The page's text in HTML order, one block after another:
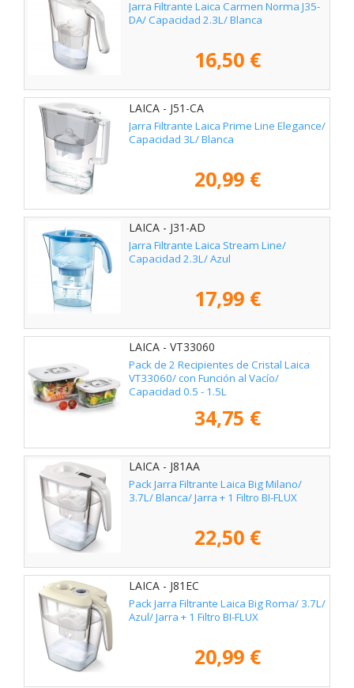
Jarra Filtrante Laica Carmen Norma J35-
DA/ Capacidad 2.3L/ Blanca
16,50 €
LAICA - J51-CA
Jarra Filtrante Laica Prime Line Elegance/
Capacidad 3L/ Blanca
20,99 €
LAICA - J31-AD
Jarra Filtrante Laica Stream Line/
Capacidad 2.3L/ Azul
17,99 €
LAICA - VT33060
Pack de 2 Recipientes de Cristal Laica
VT33060/ con Función al Vacío/
Capacidad 0.5 - 1.5L
34,75 €
LAICA - J81AA
Pack Jarra Filtrante Laica Big Milano/
3.7L/ Blanca/ Jarra + 1 Filtro BI-FLUX
22,50 €
LAICA - J81EC
Pack Jarra Filtrante Laica Big Roma/ 3.7L/
Azul/ Jarra + 1 Filtro BI-FLUX
20,99 €